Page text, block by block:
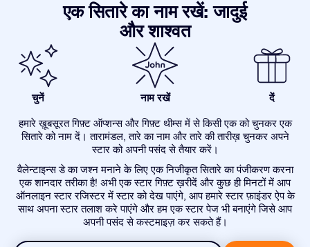
एक सितारे का नाम रखें: जादुई
और शाश्वत
चुनें नाम रखें दें
हमारे ख़ूबसूरत गिफ़्ट ऑप्शन्स और गिफ़्ट थीम्स में से किसी एक को चुनकर एक
सितारे को नाम दें। तारामंडल, तारे का नाम और तारे की तारीख़ चुनकर अपने
स्टार को अपनी पसंद से तैयार करें।
वैलेन्टाइन्स डे का जश्न मनाने के लिए एक निजीकृत सितारे का पंजीकरण करना
एक शानदार तरीका है! अभी एक स्टार गिफ़्ट ख़रीदें और कुछ ही मिनटों में आप
ऑनलाइन स्टार रजिस्टर में स्टार को देख पाएंगे, आप हमारे स्टार फ़ाइंडर ऐप के
साथ अपना स्टार तलाश करे पाएंगे और हम एक स्टार पेज भी बनाएंगे जिसे आप
अपनी पसंद से कस्टमाइज़ कर सकते हैं।